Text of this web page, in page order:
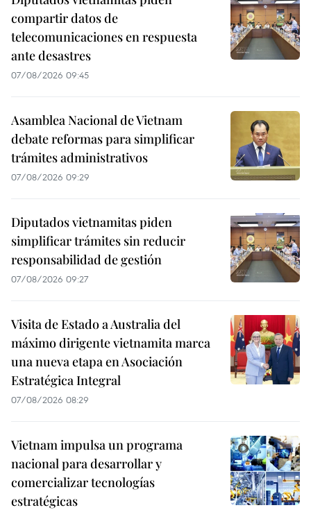
compartir datos de
telecomunicaciones en respuesta
ante desastres
07/08/2026 09:45
Asamblea Nacional de Vietnam
debate reformas para simplificar
trámites administrativos
07/08/2026 09:29
Diputados vietnamitas piden
simplificar trámites sin reducir
responsabilidad de gestión
07/08/2026 09:27
Visita de Estado a Australia del
máximo dirigente vietnamita marca
una nueva etapa en Asociación
Estratégica Integral
07/08/2026 08:29
Vietnam impulsa un programa
nacional para desarrollar y
comercializar tecnologías
estratégicas